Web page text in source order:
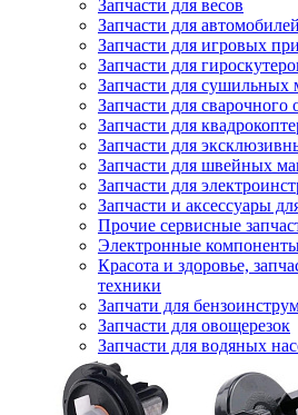
Запчасти для весов
Запчасти для автомобилей
Запчасти для игровых
Запчасти для
Запчасти для сушильных
Запчасти для сварочного
Запчасти для
Запчасти для
Запчасти для швейных
Запчасти для
Запчасти и аксессуары
Прочие сервисные
Электронные
Красота и здоровье,
техники
Запчати для
Запчасти для овощерезок
Запчасти для водяных